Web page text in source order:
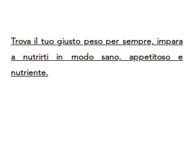
Trova il tuo giusto peso per sempre, impara
a nutrirti in modo sano, appetitoso e
nutriente.